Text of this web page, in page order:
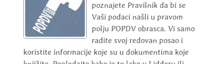
poznajete Pravilnik da bi se
Vaši podaci našli u pravom
polju POPDV obrasca. Vi samo
radite svoj redovan posao i
koristite informacije koje su u dokumentima koje